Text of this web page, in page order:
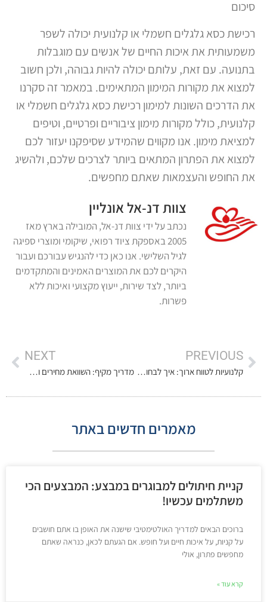
סיכום
רכישת כסא גלגלים חשמלי או קלנועית יכולה לשפר
משמעותית את איכות החיים של אנשים עם מוגבלות
בתנועה. עם זאת, עלותם יכולה להיות גבוהה, ולכן חשוב
למצוא את מקורות המימון המתאימים. במאמר זה סקרנו
את הדרכים השונות למימון רכישת כסא גלגלים חשמלי או
קלנועית, כולל מקורות מימון ציבוריים ופרטיים, וטיפים
למציאת מימון. אנו מקווים שהמידע שסיפקנו יעזור לכם
למצוא את הפתרון המתאים ביותר לצרכים שלכם, ולהשיג
את החופש והעצמאות שאתם מחפשים.
צוות דנ-אל אונליין
נכתב על ידי צוות דנ-אל, המובילה בארץ מאז
2005 באספקת ציוד רפואי, שיקומי ומוצרי ספיגה
לגיל השלישי. אנו כאן כדי להנגיש עבורכם ועבור
היקרים לכם את המוצרים האמינים והמתקדמים
ביותר, לצד שירות, ייעוץ מקצועי ואיכות ללא
פשרות.
PREVIOUS
קלנועיות לטווח ארוך: איך לבחור נכון וליהנות מהיתרונות
NEXT
מדריך מקיף: השוואת מחירים ותכונות של כסאות גלגלים חשמליים מובילים
מאמרים חדשים באתר
קניית חיתולים למבוגרים במבצע: המבצעים הכי
משתלמים עכשיו!
ברוכים הבאים למדריך האולטימטיבי שישנה את האופן בו אתם חושבים
על קניות, על איכות חיים ועל חופש. אם הגעתם לכאן, כנראה שאתם
מחפשים פתרון, אולי
קרא עוד »